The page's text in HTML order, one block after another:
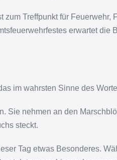
Treffpunkt für
erwartet
im wahrsten Sinne des
Sie nehmen an den
steckt.
Tag etwas Besonderes.